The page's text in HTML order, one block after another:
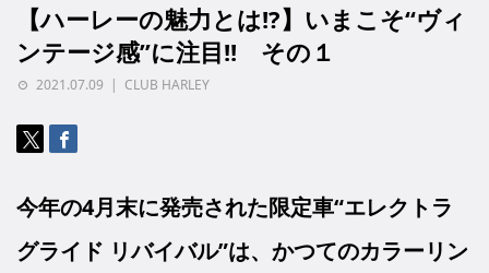
【ハーレーの魅力とは!?】いまこそ“ヴィ
ンテージ感”に注目!! その１
2021.07.09 CLUB HARLEY
今年の4月末に発売された限定車“エレクトラ
グライド リバイバル”は、かつてのカラーリン